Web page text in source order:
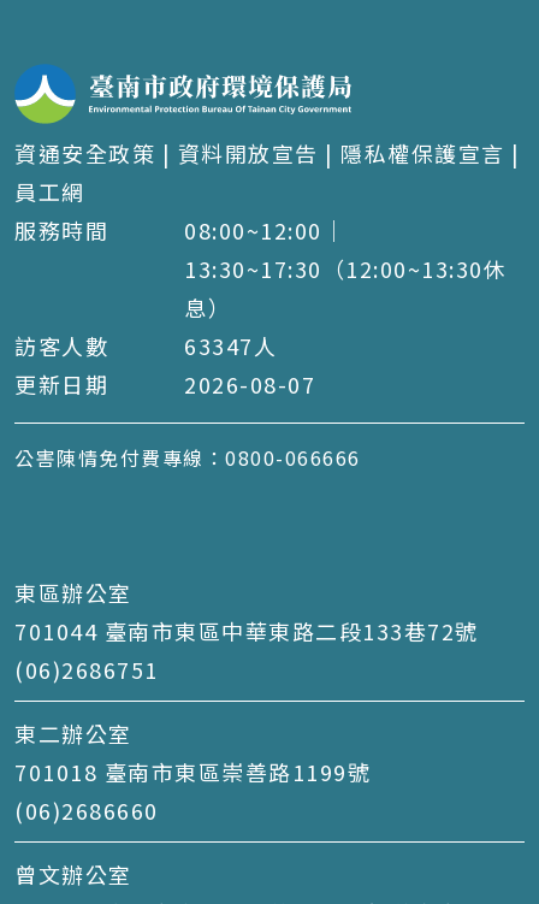
資通安全政策 | 資料開放宣告 | 隱私權保護宣言 |
員工網
服務時間
08:00~12:00｜
13:30~17:30（12:00~13:30休
息）
訪客人數
63347 人
更新日期
2026-08-07
公害陳情免付費專線：0800-066666
東區辦公室
701044 臺南市東區中華東路二段133巷72號
(06)2686751
東二辦公室
701018 臺南市東區崇善路1199號
(06)2686660
曾文辦公室